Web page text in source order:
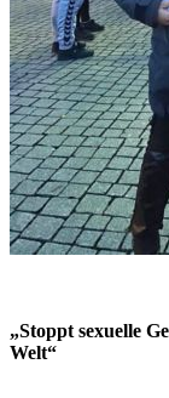
„Stoppt sexuelle
Welt“